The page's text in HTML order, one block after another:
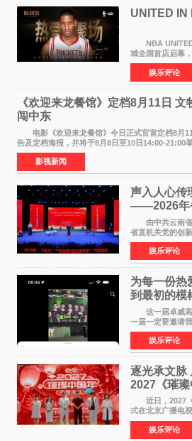
UNITED IN
NBA UNITED
城全国首店启幕
爱 2026 年7 月
州正弘城正式启
娱乐评论
《欢迎来龙餐馆》定档8月11日
闯中东
电影《欢迎来龙餐馆》今日正式官宣定档8月
告及定档海报，并将于8月8日至10日14:00-21:00
食大片，影片讲述的是中国厨师徐福（沈腾
影视新闻
声入人心传
——2026年
论我来讲”
由中共云南省
省直机关党的创
至5日在昆明举办
开创云南发展新
特色社会主义
娱乐评论
为每一份热
到最初的模
这一届卓威高
一届一定要邀请
来到现场的机会
已经落下帷幕，
竞社负责人和现
娱乐评论
逐光承文脉
2027《璀
作圆满启动
近日，2027《
式在北京广播
华优秀传统文化
格、高质感、正
娱乐评论